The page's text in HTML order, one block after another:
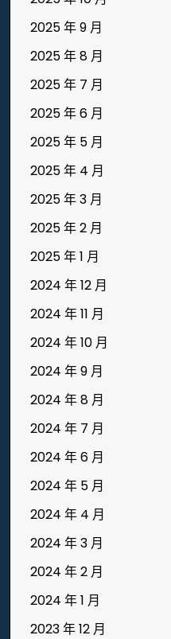
2025 年 9 月
2025 年 8 月
2025 年 7 月
2025 年 6 月
2025 年 5 月
2025 年 4 月
2025 年 3 月
2025 年 2 月
2025 年 1 月
2024 年 12 月
2024 年 11 月
2024 年 10 月
2024 年 9 月
2024 年 8 月
2024 年 7 月
2024 年 6 月
2024 年 5 月
2024 年 4 月
2024 年 3 月
2024 年 2 月
2024 年 1 月
2023 年 12 月